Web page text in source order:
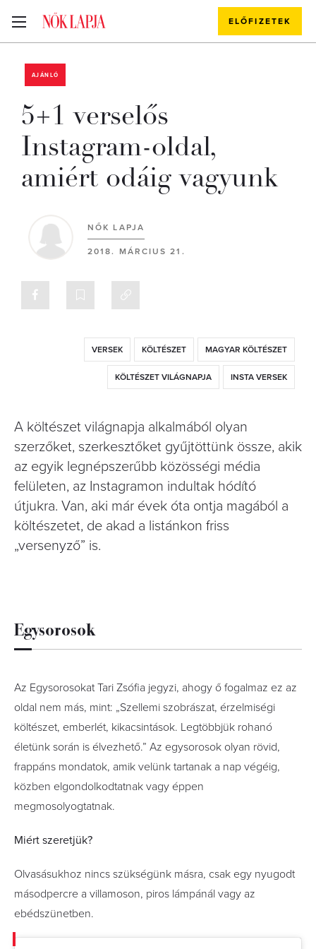
ELŐFIZETEK
AJÁNLÓ
5+1 verselős
Instagram-oldal,
amiért odáig vagyunk
NŐK LAPJA
2018. MÁRCIUS 21.
VERSEK KÖLTÉSZET MAGYAR KÖLTÉSZET
KÖLTÉSZET VILÁGNAPJA INSTA VERSEK
A költészet világnapja alkalmából olyan
szerzőket, szerkesztőket gyűjtöttünk össze, akik
az egyik legnépszerűbb közösségi média
felületen, az Instagramon indultak hódító
útjukra. Van, aki már évek óta ontja magából a
költészetet, de akad a listánkon friss
„versenyző” is.
Egysorosok
Az Egysorosokat Tari Zsófia jegyzi, ahogy ő fogalmaz ez az
oldal nem más, mint: „Szellemi szobrászat, érzelmiségi
költészet, emberlét, kikacsintások. Legtöbbjük rohanó
életünk során is élvezhető.” Az egysorosok olyan rövid,
frappáns mondatok, amik velünk tartanak a nap végéig,
közben elgondolkodtatnak vagy éppen
megmosolyogtatnak.
Miért szeretjük?
Olvasásukhoz nincs szükségünk másra, csak egy nyugodt
másodpercre a villamoson, piros lámpánál vagy az
ebédszünetben.